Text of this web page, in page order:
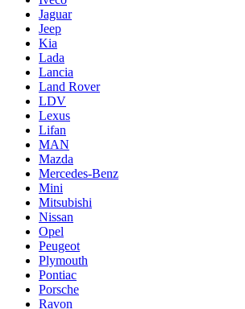
Jaguar
Jeep
Kia
Lada
Lancia
Land Rover
LDV
Lexus
Lifan
MAN
Mazda
Mercedes-Benz
Mini
Mitsubishi
Nissan
Opel
Peugeot
Plymouth
Pontiac
Porsche
Ravon